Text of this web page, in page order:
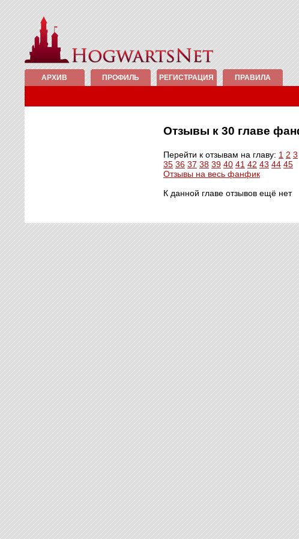
АРХИВ ПРОФИЛЬ РЕГИСТРАЦИЯ ПРАВИЛА
Отзывы к 30 главе
Перейти к отзывам на главу: 1 2 3
35 36 37 38 39 40 41 42 43 44 45
Отзывы на весь фанфик
К данной главе отзывов ещё нет